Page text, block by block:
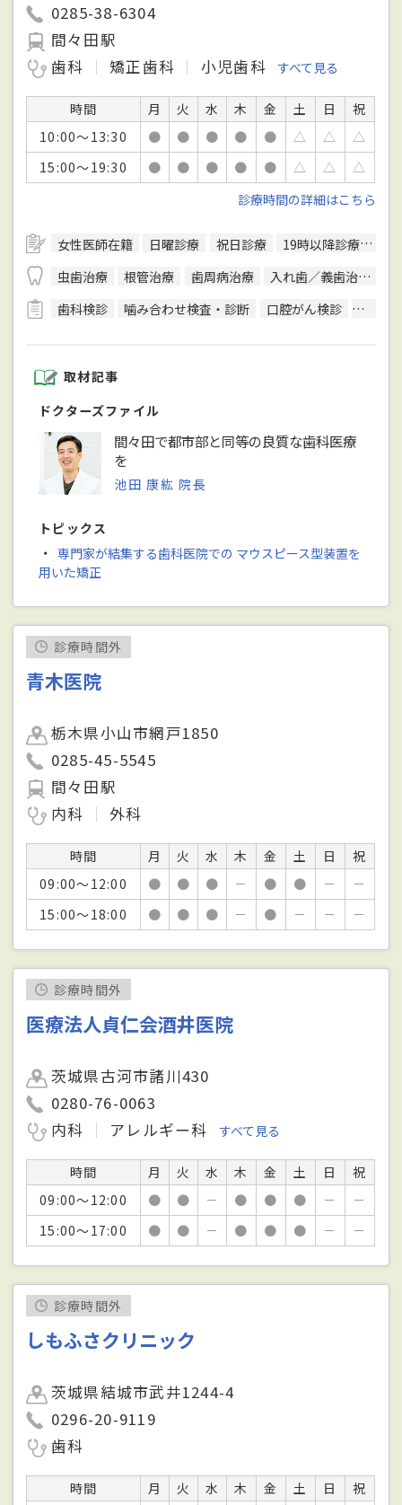
0285-38-6304
間々田駅
歯科
矯正歯科 小児歯科 すべて見る
時間 月 火 水 木 金 土 日
祝
10:00～13:30
● ● ● ● ● △ △
△
15:00～19:30
● ● ● ● ● △ △
△
診療時間の詳細はこちら
女性医師在籍 日曜診療 祝日診療 19時以降診療可
虫歯治療
根管治療 歯周病治療 入れ歯／義歯治療
歯科検診
噛み合わせ検査・診断 口腔がん検診 CT検査
取材記事
ドクターズファイル
間々田で都市部と同等の良質な歯科医療
を
池田 康紘 院長
トピックス
・ 専門家が結集する歯科医院での マウスピース型装置を
用いた矯正
診療時間外
青木医院
栃木県小山市網戸1850
0285-45-5545
間々田駅
内科
外科
時間 月 火 水 木 金 土 日
祝
09:00～12:00
● ● ● － ● ● －
－
15:00～18:00
● ● ● － ● － － －
診療時間外
医療法人貞仁会酒井医院
茨城県古河市諸川430
0280-76-0063
内科
アレルギー科 すべて見る
時間 月 火 水 木 金 土 日
祝
09:00～12:00
● ● － ● ● ● －
－
15:00～17:00
● ● － ● ● ● － －
診療時間外
しもふさクリニック
茨城県結城市武井1244-4
0296-20-9119
歯科
時間 月 火 水 木 金 土 日 祝